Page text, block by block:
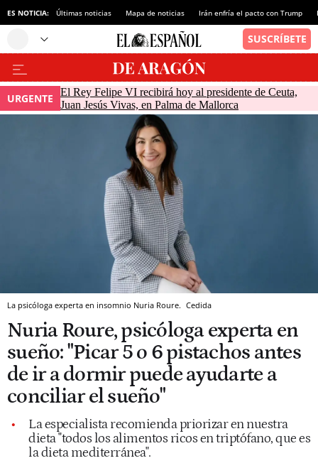
ES NOTICIA: Últimas noticias Mapa de noticias Irán enfría el pacto con Trump
URGENTE
El Rey Felipe VI recibirá hoy al presidente de Ceuta,
Juan Jesús Vivas, en Palma de Mallorca
La psicóloga experta en insomnio Nuria Roure. Cedida
Nuria Roure, psicóloga experta en
sueño: "Picar 5 o 6 pistachos antes
de ir a dormir puede ayudarte a
conciliar el sueño"
La especialista recomienda priorizar en nuestra
dieta "todos los alimentos ricos en triptófano, que es
la dieta mediterránea".